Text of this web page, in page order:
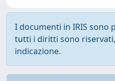
I documenti in IRIS sono
tutti i diritti sono
indicazione.